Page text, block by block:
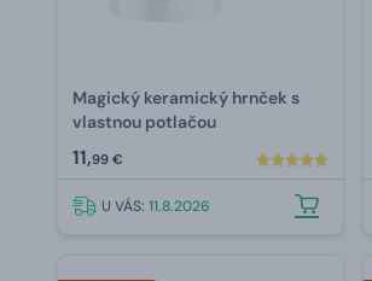
Magický keramický hrnček s
vlastnou potlačou
11,99 €
U VÁS: 11.8.2026